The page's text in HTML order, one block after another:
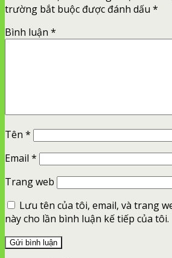
trường bắt buộc được đánh dấu *
Bình luận *
Tên *
Email *
Trang web
Lưu tên của tôi, email, và trang
này cho lần bình luận kế tiếp của tôi.